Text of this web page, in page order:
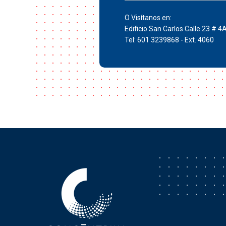
O Visítanos en:
Edificio San Carlos Calle 23 #
Tel: 601 3239868 - Ext. 4060